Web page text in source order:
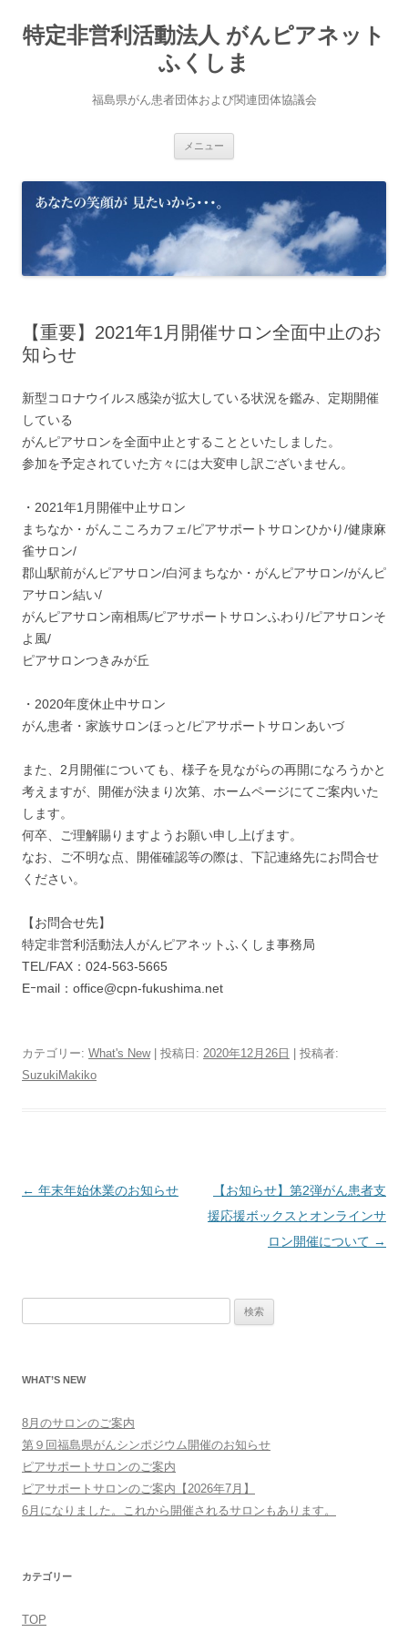
テ
ン
特定非営利活動法人 がんピアネット
ふくしま
福島県がん患者団体および関連団体協議会
メニュー
【重要】2021年1月開催サロン全面中止のお
知らせ
新型コロナウイルス感染が拡大している状況を鑑み、定期開催
している
がんピアサロンを全面中止とすることといたしました。
参加を予定されていた方々には大変申し訳ございません。
・2021年1月開催中止サロン
まちなか・がんこころカフェ/ピアサポートサロンひかり/健康麻
雀サロン/
郡山駅前がんピアサロン/白河まちなか・がんピアサロン/がんピ
アサロン結い/
がんピアサロン南相馬/ピアサポートサロンふわり/ピアサロンそ
よ風/
ピアサロンつきみが丘
・2020年度休止中サロン
がん患者・家族サロンほっと/ピアサポートサロンあいづ
また、2月開催についても、様子を見ながらの再開になろうかと
考えますが、開催が決まり次第、ホームページにてご案内いた
します。
何卒、ご理解賜りますようお願い申し上げます。
なお、ご不明な点、開催確認等の際は、下記連絡先にお問合せ
ください。
【お問合せ先】
特定非営利活動法人がんピアネットふくしま事務局
TEL/FAX：024-563-5665
Eｰmail：office@cpn-fukushima.net
カテゴリー: What's New| 投稿日: 2020年12月26日
投稿者:
SuzukiMakiko
投
← 年末年始休業のお知らせ
【お知らせ】第2弾がん患者支
援応援ボックスとオンラインサ
ロン開催について →
WHAT’S NEW
8月のサロンのご案内
第９回福島県がんシンポジウム開催のお知らせ
ピアサポートサロンのご案内
ピアサポートサロンのご案内【2026年7月】
6月になりました。これから開催されるサロンもあります。
カテゴリー
TOP